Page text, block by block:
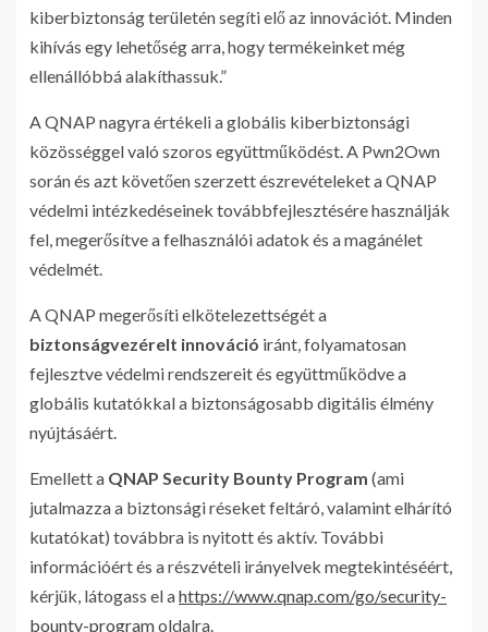
kiberbiztonság területén segíti elő az innovációt. Minden
kihívás egy lehetőség arra, hogy termékeinket még
ellenállóbbá alakíthassuk.”
A QNAP nagyra értékeli a globális kiberbiztonsági
közösséggel való szoros együttműködést. A Pwn2Own
során és azt követően szerzett észrevételeket a QNAP
védelmi intézkedéseinek továbbfejlesztésére használják
fel, megerősítve a felhasználói adatok és a magánélet
védelmét.
A QNAP megerősíti elkötelezettségét a
biztonságvezérelt innováció iránt, folyamatosan
fejlesztve védelmi rendszereit és együttműködve a
globális kutatókkal a biztonságosabb digitális élmény
nyújtásáért.
Emellett a QNAP Security Bounty Program (ami
jutalmazza a biztonsági réseket feltáró, valamint elhárító
kutatókat) továbbra is nyitott és aktív. További
információért és a részvételi irányelvek megtekintéséért,
kérjük, látogass el ahttps://www.qnap.com/go/security-
bounty-programoldalra.